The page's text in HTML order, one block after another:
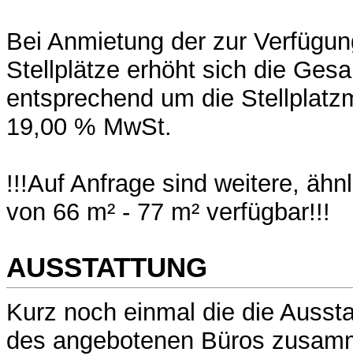
Bei Anmietung der zur
Stellplätze erhöht sich die
entsprechend um die
19,00 % MwSt.
!!!Auf Anfrage sind weitere,
von 66 m² - 77 m² verfügbar!!!
AUSSTATTUNG
Kurz noch einmal die die
des angebotenen Büros